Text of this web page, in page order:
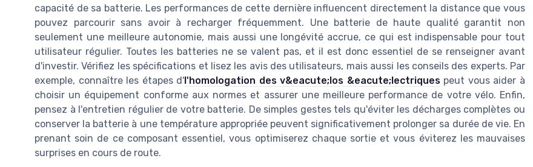
capacité de sa batterie. Les performances de cette dernière influencent directement la distance que vous
pouvez parcourir sans avoir à recharger fréquemment. Une batterie de haute qualité garantit non
seulement une meilleure autonomie, mais aussi une longévité accrue, ce qui est indispensable pour tout
utilisateur régulier. Toutes les batteries ne se valent pas, et il est donc essentiel de se renseigner avant
d'investir. Vérifiez les spécifications et lisez les avis des utilisateurs, mais aussi les conseils des experts. Par
exemple, connaître les étapes d'l'homologation des v&eacute;los &eacute;lectriquespeut vous aider à
choisir un équipement conforme aux normes et assurer une meilleure performance de votre vélo. Enfin,
pensez à l'entretien régulier de votre batterie. De simples gestes tels qu'éviter les décharges complètes ou
conserver la batterie à une température appropriée peuvent significativement prolonger sa durée de vie. En
prenant soin de ce composant essentiel, vous optimiserez chaque sortie et vous éviterez les mauvaises
surprises en cours de route.